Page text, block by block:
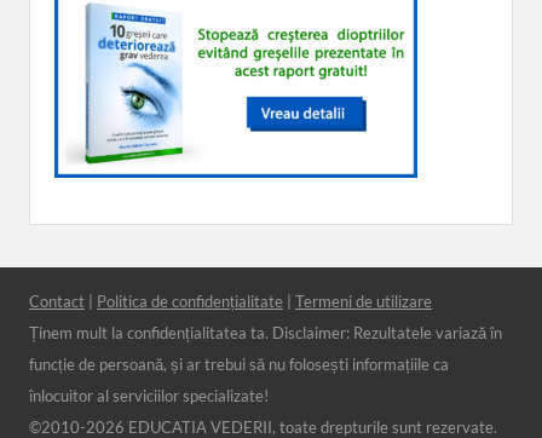
Contact Politica de confidențialitate
Termeni de utilizare
Ținem mult la confidențialitatea ta. Disclaimer: Rezultatele variază în
funcție de persoană, și ar trebui să nu folosești informațiile ca
înlocuitor al serviciilor specializate!
©2010-2026 EDUCATIA VEDERII, toate drepturile sunt rezervate.